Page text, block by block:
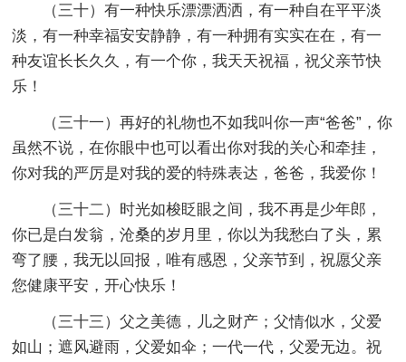
（三十）有一种快乐漂漂洒洒，有一种自在平平淡
淡，有一种幸福安安静静，有一种拥有实实在在，有一
种友谊长长久久，有一个你，我天天祝福，祝父亲节快
乐！
（三十一）再好的礼物也不如我叫你一声“爸爸”，你
虽然不说，在你眼中也可以看出你对我的关心和牵挂，
你对我的严厉是对我的爱的特殊表达，爸爸，我爱你！
（三十二）时光如梭眨眼之间，我不再是少年郎，
你已是白发翁，沧桑的岁月里，你以为我愁白了头，累
弯了腰，我无以回报，唯有感恩，父亲节到，祝愿父亲
您健康平安，开心快乐！
（三十三）父之美德，儿之财产；父情似水，父爱
如山；遮风避雨，父爱如伞；一代一代，父爱无边。祝